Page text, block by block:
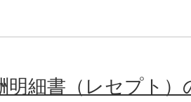
明細書（レセプト